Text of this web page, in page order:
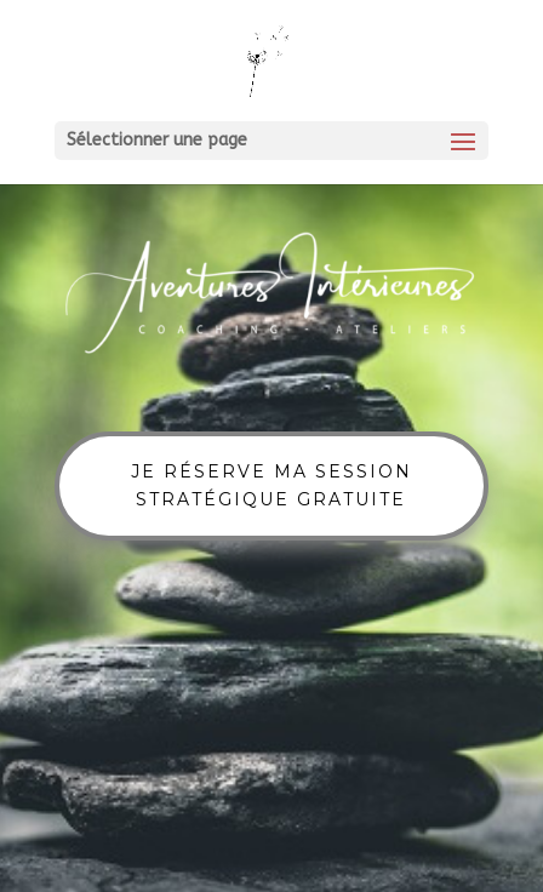
Sélectionner une page
JE RÉSERVE MA SESSION
STRATÉGIQUE GRATUITE